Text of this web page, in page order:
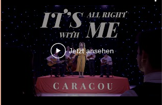
Jetzt ansehen